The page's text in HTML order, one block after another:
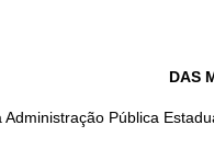
DAS
Pública